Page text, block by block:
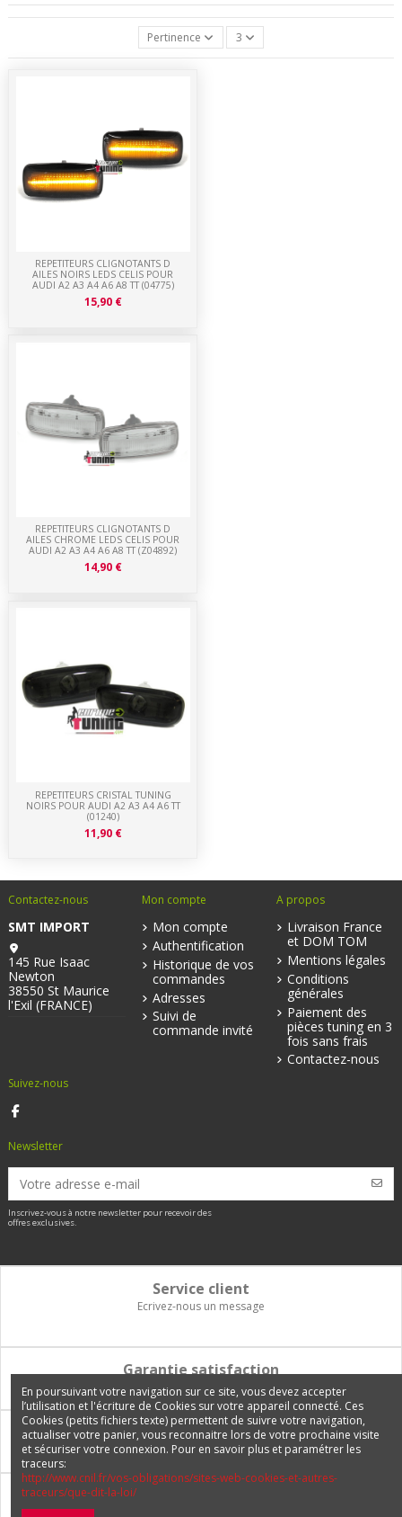
Pertinence 3
REPETITEURS CRISTAL TUNING
NOIRS POUR AUDI A2 A3 A4 A6 TT
(01240)
11,90 €
REPETITEURS CLIGNOTANTS D
AILES CHROME LEDS CELIS POUR
AUDI A2 A3 A4 A6 A8 TT (Z04892)
14,90 €
REPETITEURS CLIGNOTANTS D
AILES NOIRS LEDS CELIS POUR
AUDI A2 A3 A4 A6 A8 TT (04775)
15,90 €
Contactez-nous
SMT IMPORT
145 Rue Isaac
Newton
38550 St Maurice
l'Exil (FRANCE)
Mon compte
Mon compte
Authentification
Historique de vos
commandes
Adresses
Suivi de
commande invité
A propos
Livraison France
et DOM TOM
Mentions légales
Conditions
générales
Paiement des
pièces tuning en 3
fois sans frais
Contactez-nous
Suivez-nous
Newsletter
Inscrivez-vous à notre newsletter pour recevoir des
offres exclusives.
Service client
Ecrivez-nous un message
Garantie satisfaction
Vous disposez de 14 jours pour changer d'avis et être remboursé
Paiement 100% sécurisé
Carte bancaire, PayPal, 3 fois sans frais, virement bancaire
Livraison Internationale
Expédition en France, en Europe et vers tous les DOM-TOM
En poursuivant votre navigation sur ce site, vous devez accepter
l’utilisation et l'écriture de Cookies sur votre appareil connecté. Ces
Cookies (petits fichiers texte) permettent de suivre votre navigation,
actualiser votre panier, vous reconnaitre lors de votre prochaine visite
et sécuriser votre connexion. Pour en savoir plus et paramétrer les
traceurs:
http://www.cnil.fr/vos-obligations/sites-web-cookies-et-autres-
traceurs/que-dit-la-loi/